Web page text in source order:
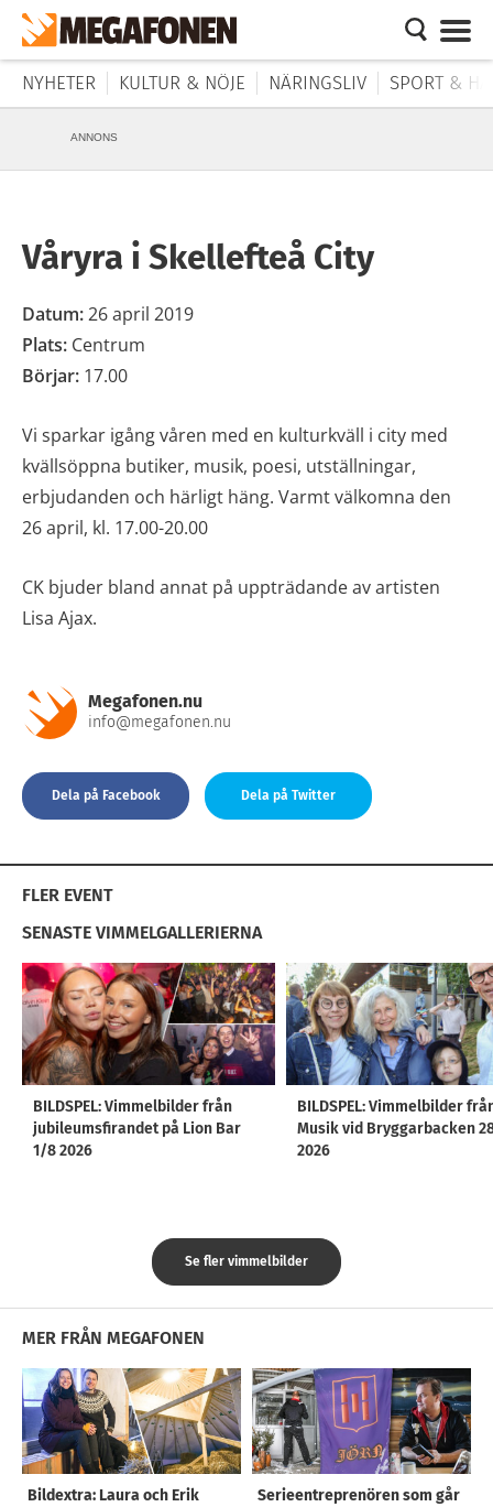
NYHETER KULTUR & NÖJE NÄRINGSLIV SPORT &
ANNONS
Våryra i Skellefteå City
Datum:26 april 2019
Plats: Centrum
Börjar: 17.00
Vi sparkar igång våren med en kulturkväll i city med
kvällsöppna butiker, musik, poesi, utställningar,
erbjudanden och härligt häng. Varmt välkomna den
26 april, kl. 17.00-20.00
CK bjuder bland annat på uppträdande av artisten
Lisa Ajax.
Megafonen.nu
info@megafonen.nu
Dela på Facebook Dela på Twitter
FLER EVENT
SENASTE VIMMELGALLERIERNA
BILDSPEL: Vimmelbilder från
jubileumsfirandet på Lion Bar
1/8 2026
BILDSPEL: Vimmelbilder
Musik vid Bryggarbacken
2026
Se fler vimmelbilder
MER FRÅN MEGAFONEN
Bildextra: Laura och Erik
Serieentreprenören som går